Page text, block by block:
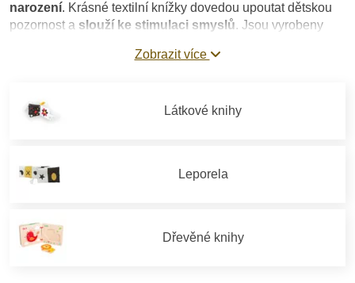
narození. Krásné textilní knížky dovedou upoutat dětskou
pozornost a slouží ke stimulaci smyslů. Jsou vyrobeny
zrakem i sluchem. Tytolátkové knížky jsou měkké a
knížky, které slouží zároveň jako didaktická pomůcka.
Zobrazit více
Látkové knihy
Leporela
Dřevěné knihy